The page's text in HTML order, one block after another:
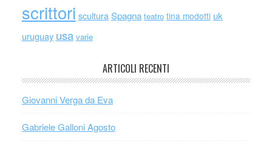
scrittori sculturaSpagna teatro tina modotti uk
uruguay usa varie
ARTICOLI RECENTI
Giovanni Verga da Eva
Gabriele Galloni Agosto